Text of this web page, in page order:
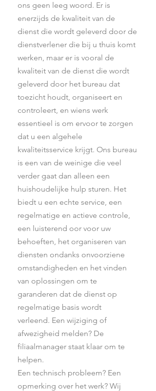
ons geen leeg woord. Er is
enerzijds de kwaliteit van de
dienst die wordt geleverd door de
dienstverlener die bij u thuis komt
werken, maar er is vooral de
kwaliteit van de dienst die wordt
geleverd door het bureau dat
toezicht houdt, organiseert en
controleert, en wiens werk
essentieel is om ervoor te zorgen
dat u een algehele
kwaliteitsservice krijgt. Ons bureau
is een van de weinige die veel
verder gaat dan alleen een
huishoudelijke hulp sturen. Het
biedt u een echte service, een
regelmatige en actieve controle,
een luisterend oor voor uw
behoeften, het organiseren van
diensten ondanks onvoorziene
omstandigheden en het vinden
van oplossingen om te
garanderen dat de dienst op
regelmatige basis wordt
verleend. Een wijziging of
afwezigheid melden? De
filiaalmanager staat klaar om te
helpen.
Een technisch probleem? Een
opmerking over het werk? Wij